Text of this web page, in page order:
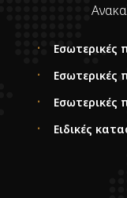
Εσωτερικές
Εσωτερικές
Εσωτερικές
Ειδικές